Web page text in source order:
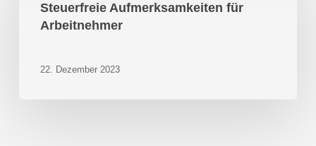
Arbeitnehmer
Steuerfreie Aufmerksamkeiten für
Arbeitnehmer
22. Dezember 2023